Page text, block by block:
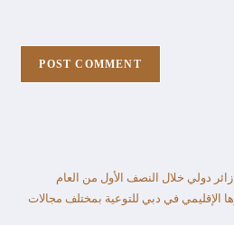
الإقليمي في دبي للتوعية بمختلف مجالات